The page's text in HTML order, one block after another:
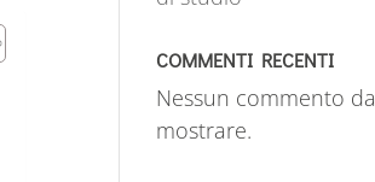
COMMENTI RECENTI
Nessun commento da
mostrare.